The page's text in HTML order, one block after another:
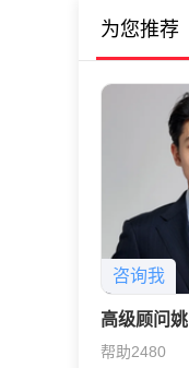
为您推荐
咨询我
高级顾问姚
帮助2480